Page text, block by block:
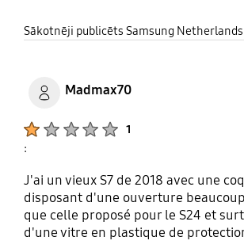
Sākotnēji publicēts Samsung Netherlands
Madmax70
1
:
J'ai un vieux S7 de 2018 avec une
disposant d'une ouverture
que celle proposé pour le S24 et
d'une vitre en plastique de